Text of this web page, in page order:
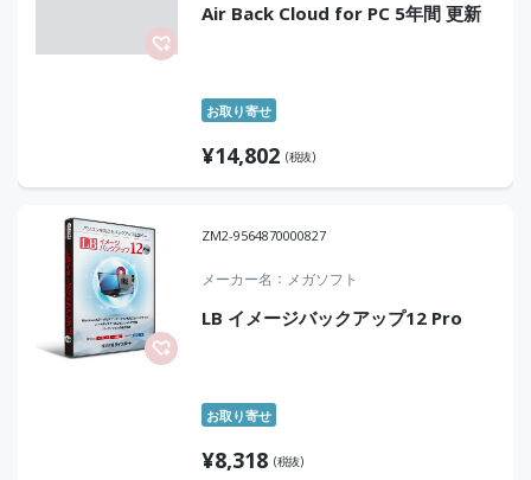
Air Back Cloud for PC 5年間 更新
お取り寄せ
¥14,802 (税抜)
ZM2-9564870000827
メーカー名 メガソフト
LB イメージバックアップ12 Pro
お取り寄せ
¥8,318 (税抜)